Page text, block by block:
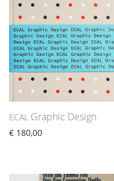
ECAL Graphic Design
€ 180,00